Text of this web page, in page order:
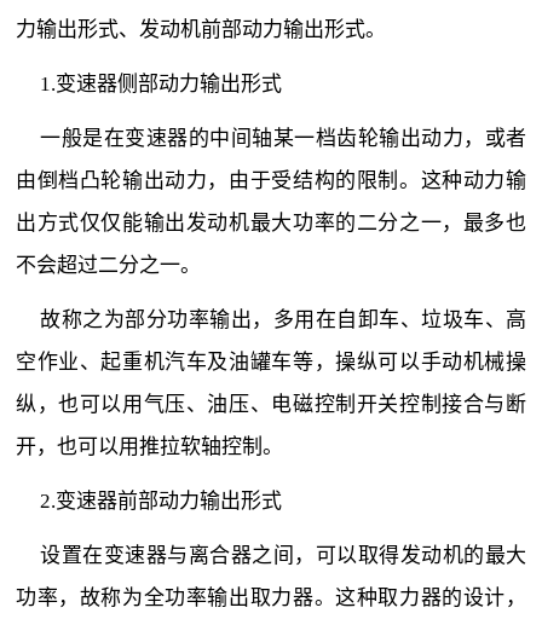
力输出形式、发动机前部动力输出形式。
1.变速器侧部动力输出形式
一般是在变速器的中间轴某一档齿轮输出动力，或者
由倒档凸轮输出动力，由于受结构的限制。这种动力输
出方式仅仅能输出发动机最大功率的二分之一，最多也
不会超过二分之一。
故称之为部分功率输出，多用在自卸车、垃圾车、高
空作业、起重机汽车及油罐车等，操纵可以手动机械操
纵，也可以用气压、油压、电磁控制开关控制接合与断
开，也可以用推拉软轴控制。
2.变速器前部动力输出形式
设置在变速器与离合器之间，可以取得发动机的最大
功率，故称为全功率输出取力器。这种取力器的设计，